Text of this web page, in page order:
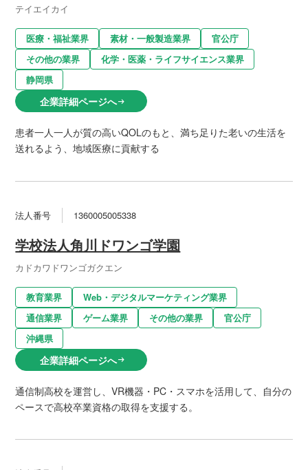
テイエイカイ
医療・福祉業界 素材・一般製造業界
官公庁
その他の業界
化学・医薬・ライフサイエンス業界
静岡県
企業詳細ページへarrow_right_alt
患者一人一人が質の高いQOLのもと、満ち足りた老いの生活を
送れるよう、地域医療に貢献する
法人番号 1360005005338
学校法人角川ドワンゴ学園
カドカワドワンゴガクエン
教育業界
Web・デジタルマーケティング業界
通信業界
ゲーム業界 その他の業界
官公庁
沖縄県
企業詳細ページへarrow_right_alt
通信制高校を運営し、VR機器・PC・スマホを活用して、自分の
ペースで高校卒業資格の取得を支援する。